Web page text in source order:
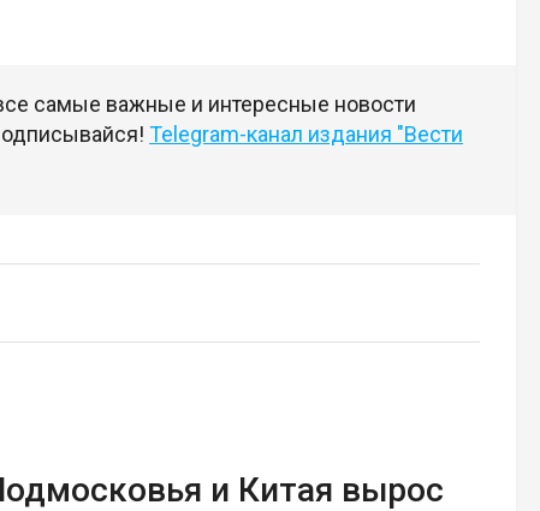
самые важные и интересные новости
Telegram-канал издания "Вести
и Китая вырос